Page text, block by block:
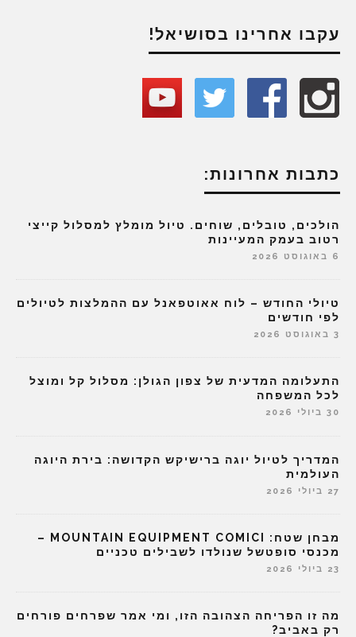
עקבו אחרינו בסושיאל!
כתבות אחרונות:
הולכים, טובלים, שוחים. טיול מומלץ למסלול קייצי
רטוב בעמק המעיינות
6 באוגוסט 2026
טיולי החודש – לוח אאוטפאנל עם ההמלצות לטיולים
לפי חודשים
3 באוגוסט 2026
התעלומה המדעית של צפון הגולן: מסלול קל ומוצל
לכל המשפחה
30 ביולי 2026
המדריך לטיול יוגה ברישיקש הקדושה: בירת היוגה
העולמית
27 ביולי 2026
מבחן שטח: MOUNTAIN EQUIPMENT COMICI –
מכנסי סופטשל שנולדו לשבילים טכניים
23 ביולי 2026
מה זו הפריחה הצהובה הזו, ומי אמר שפרחים פורחים
רק באביב?